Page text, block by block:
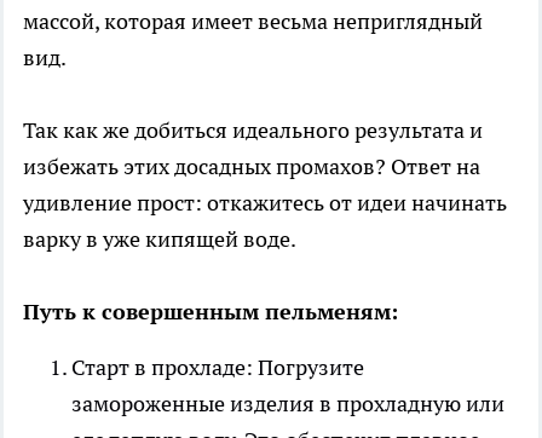
массой, которая имеет весьма неприглядный
вид.
Так как же добиться идеального результата и
избежать этих досадных промахов? Ответ на
удивление прост: откажитесь от идеи начинать
варку в уже кипящей воде.
Путь к совершенным пельменям:
Старт в прохладе: Погрузите
замороженные изделия в прохладную или